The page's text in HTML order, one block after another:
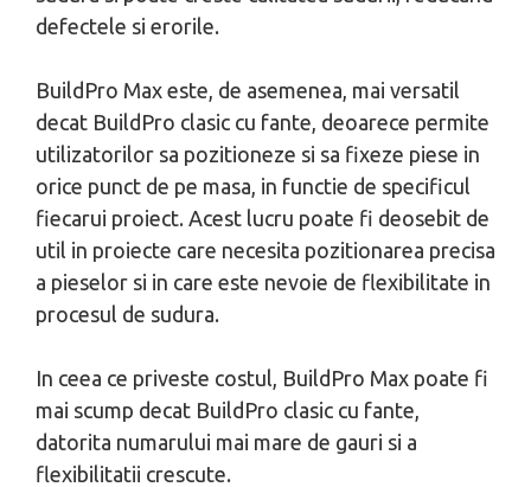
defectele si erorile.
BuildPro Max este, de asemenea, mai versatil
decat BuildPro clasic cu fante, deoarece permite
utilizatorilor sa pozitioneze si sa fixeze piese in
orice punct de pe masa, in functie de specificul
fiecarui proiect. Acest lucru poate fi deosebit de
util in proiecte care necesita pozitionarea precisa
a pieselor si in care este nevoie de flexibilitate in
procesul de sudura.
In ceea ce priveste costul, BuildPro Max poate fi
mai scump decat BuildPro clasic cu fante,
datorita numarului mai mare de gauri si a
flexibilitatii crescute.